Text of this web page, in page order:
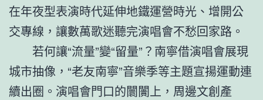
在年夜型表演時代延伸地鐵運營時光、增開公
交專線，讓數萬歌迷聽完演唱會不愁回家路。
若何讓“流量”變“留量”？南寧借演唱會展現
城市抽像，“老友南寧”音樂季等主題宣揚運動連
續出圈。演唱會門口的闤闠上，周邊文創產